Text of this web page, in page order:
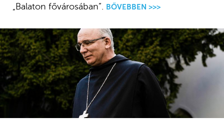
„Balaton fővárosában”. BŐVEBBEN >>>